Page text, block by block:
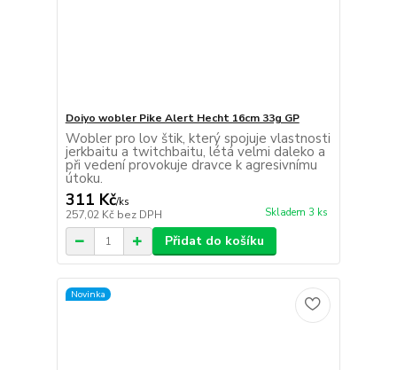
Doiyo wobler Pike Alert Hecht 16cm 33g GP
Wobler pro lov štik, který spojuje vlastnosti
jerkbaitu a twitchbaitu, létá velmi daleko a
při vedení provokuje dravce k agresivnímu
útoku.
311 Kč/ks
257,02 Kč bez DPH Skladem 3 ks
Přidat do košíku
Novinka